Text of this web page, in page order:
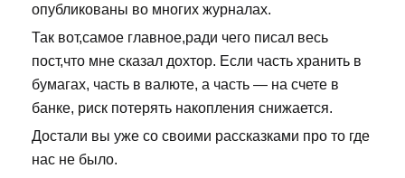
опубликованы во многих журналах.
Так вот,самое главное,ради чего писал весь
пост,что мне сказал дохтор. Если часть хранить в
бумагах, часть в валюте, а часть — на счете в
банке, риск потерять накопления снижается.
Достали вы уже со своими рассказками про то где
нас не было.